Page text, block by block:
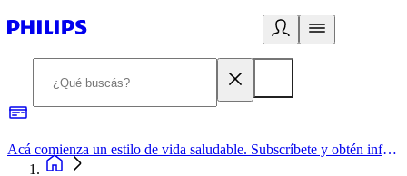
Acá comienza un estilo de vida saludable. Subscríbete y obtén información de primera mano